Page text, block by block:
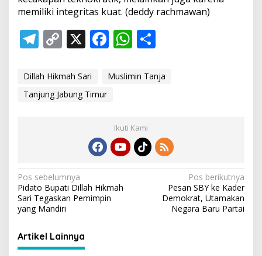
memiliki integritas kuat. (deddy rachmawan)
T
e
gr
C
p
y
X F
e
o
k
W
at
p
p
ar
Dillah Hikmah Sari
Muslimin Tanja
Tanjung Jabung Timur
Ikuti Kami
N
a
v
i
g
Pos sebelumnya
Pidato Bupati Dillah Hikmah
Sari Tegaskan Pemimpin
yang Mandiri
Pos berikutnya
Pesan SBY ke Kader
Demokrat, Utamakan
Negara Baru Partai
Artikel Lainnya